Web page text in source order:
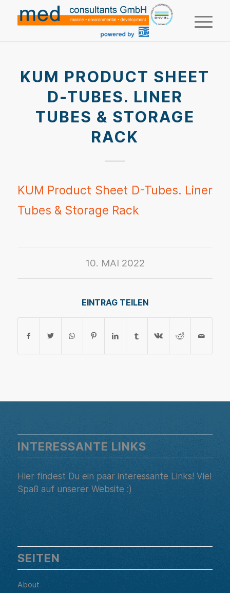
KUM PRODUCT SHEET
D-TUBES. LINER
TUBES & STORAGE
RACK
KUM Product Sheet D-Tubes. Liner
Tubes & Storage Rack
10. MAI 2022
EINTRAG TEILEN
INTERESSANTE LINKS
Hier findest Du ein paar interessante Links! Viel
Spaß auf unserer Website :)
SEITEN
About